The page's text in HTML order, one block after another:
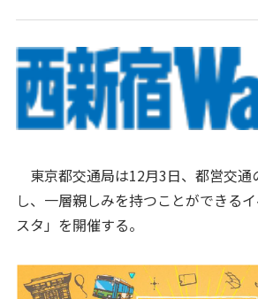
東京都交通局は12月3日、都営交通
し、一層親しみを持つことができる
スタ」を開催する。